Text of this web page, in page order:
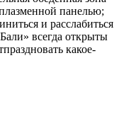
панелью;
и расслабиться
всегда открыты
какое-